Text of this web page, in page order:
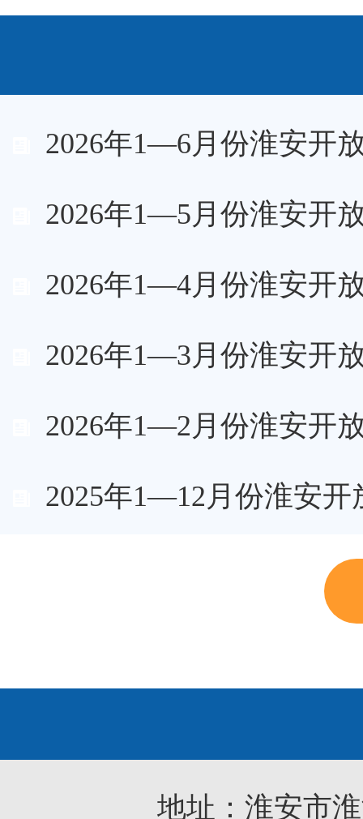
2026年1—6月份淮安开
2026年1—5月份淮安开
2026年1—4月份淮安开
2026年1—3月份淮安开
2026年1—2月份淮安开
2025年1—12月份淮安开
地址：淮安市